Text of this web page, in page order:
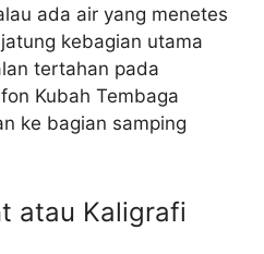
ada air yang menetes
kebagian utama
tertahan pada
Kubah Tembaga
ke bagian samping
atau Kaligrafi